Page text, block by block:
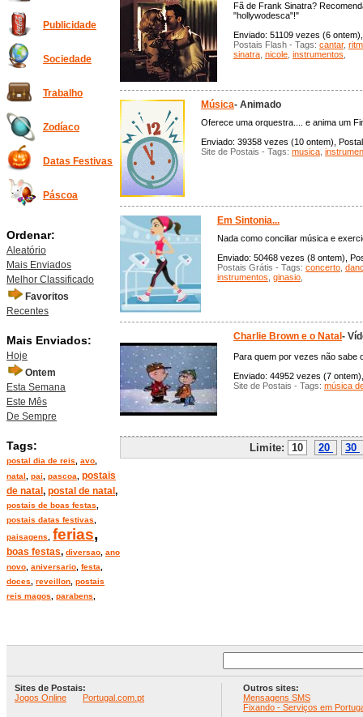
Publicidade
Sociedade
Trabalho
Zodíaco
Datas Festivas
Páscoa
Ordenar:
Aleatório
Mais Enviados
Melhor Classificado
Favoritos
Recentes
Mais Enviados:
Hoje
Ontem
Esta Semana
Este Mês
De Sempre
Tags:
postal dia de reis avo
natal
pai pascoa
postais
de natal , postal de natal ,
postais de boas festas
postais datas festivas
paisagens
ferias,
boas festas, diversao ano
novo aniversario festa
doces
reveillon postais
reis magos
parabens
Fã de Frank Sinatra?
"hollywodesca"!"
Enviado: 51109 vezes (6
Postais Flash - Tags: cantar,
sinatra nicole instrumentos
Música- Animado
Oferece uma orquestra.... e anima um
Enviado: 39358 vezes (10 ontem),
Site de Postais - Tags: musica
Em Sintonia...
Nada como conciliar música e
Enviado: 50468 vezes (8 ontem),
Postais Grátis - Tags: concerto
instrumentos ginasio
Charlie Brown e o Natal -
Para quem por vezes não sabe
Enviado: 44952 vezes (7
Site de Postais - Tags: música
Limite: 10 20 30
Sites de Postais:
Jogos Online
Portugal.com.pt
Outros sites:
Mensagens SMS
Fixando - Serviços em